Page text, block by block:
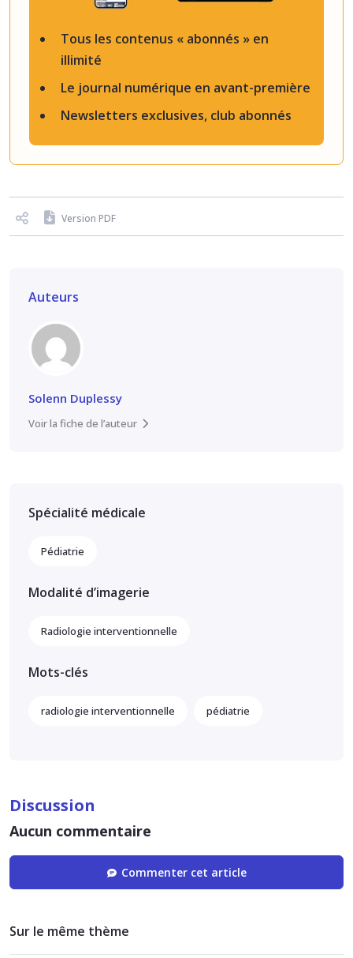
Tous les contenus « abonnés » en
illimité
Le journal numérique en avant-première
Newsletters exclusives, club abonnés
Version PDF
Auteurs
Solenn Duplessy
Voir la fiche de l’auteur
Spécialité médicale
Pédiatrie
Modalité d’imagerie
Radiologie interventionnelle
Mots-clés
radiologie interventionnelle pédiatrie
Discussion
Aucun commentaire
Commenter cet article
Sur le même thème